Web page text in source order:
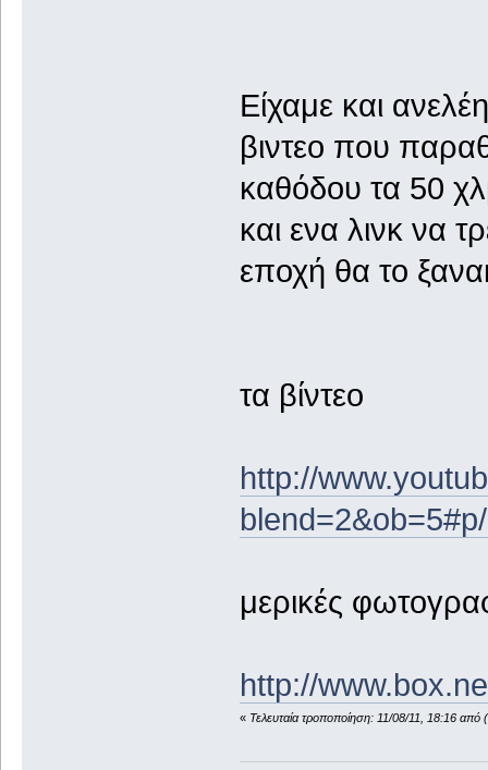
Είχαμε και
βιντεο που
καθόδου τα 50
και ενα λινκ να
εποχή θα το
τα βίντεο
http://
μερικές
http://
« Τελευταία τροποποίηση: 11/08/11, 18:16 από